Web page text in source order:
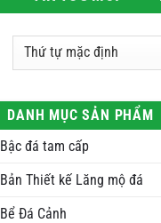
DANH MỤC SẢN PHẨM
Bậc đá tam cấp
Bản Thiết kế Lăng mộ đá
Bể Đá Cảnh